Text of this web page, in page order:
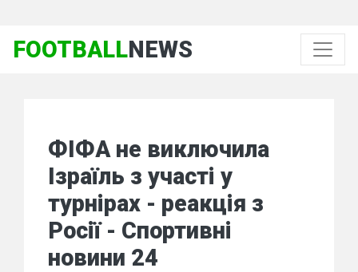
FOOTBALLNEWS
ФІФА не виключила
Ізраїль з участі у
турнірах - реакція з
Росії - Спортивні
новини 24